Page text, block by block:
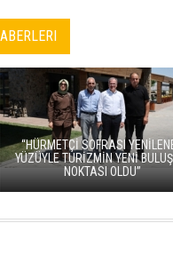
DOĞAL
ÇALIŞMALARINI
INCELEDI